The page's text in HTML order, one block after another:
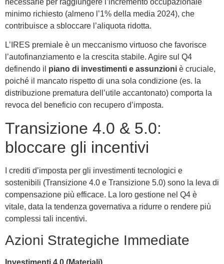
minimo richiesto (almeno l’1% della media 2024), che
contribuisce a sbloccare l’aliquota ridotta.
L’IRES premiale è un meccanismo virtuoso che favorisce
l’autofinanziamento e la crescita stabile. Agire sul Q4
definendo il piano di investimenti e assunzioni è cruciale,
poiché il mancato rispetto di una sola condizione (es. la
distribuzione prematura dell’utile accantonato) comporta la
revoca del beneficio con recupero d’imposta.
Transizione 4.0 & 5.0:
bloccare gli incentivi
I crediti d’imposta per gli investimenti tecnologici e
sostenibili (Transizione 4.0 e Transizione 5.0) sono la leva di
compensazione più efficace. La loro gestione nel Q4 è
vitale, data la tendenza governativa a ridurre o rendere più
complessi tali incentivi.
Azioni Strategiche Immediate
Investimenti 4.0 (Materiali)